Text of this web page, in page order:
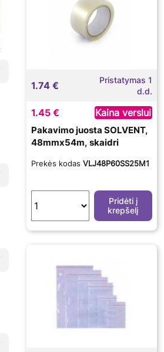
1.74 €
Pristatymas 1
d.d.
1.45 € Kaina verslui
Pakavimo juosta SOLVENT,
48mmx54m, skaidri
Prekės kodas VLJ48P60SS25M1
Pridėti į
krepšelį